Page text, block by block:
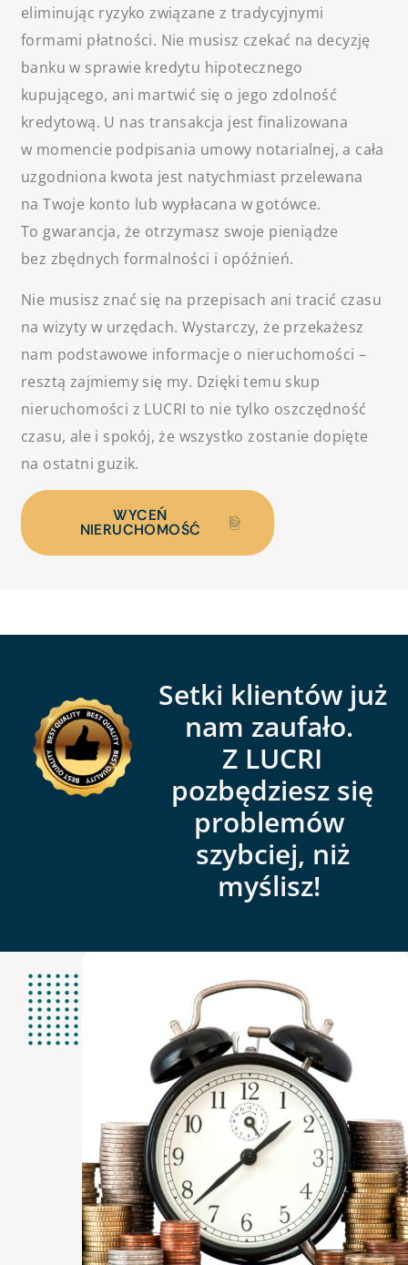
eliminując ryzyko związane z tradycyjnymi
formami płatności. Nie musisz czekać na decyzję
banku w sprawie kredytu hipotecznego
kupującego, ani martwić się o jego zdolność
kredytową. U nas transakcja jest finalizowana
w momencie podpisania umowy notarialnej, a cała
uzgodniona kwota jest natychmiast przelewana
na Twoje konto lub wypłacana w gotówce.
To gwarancja, że otrzymasz swoje pieniądze
bez zbędnych formalności i opóźnień.
Nie musisz znać się na przepisach ani tracić czasu
na wizyty w urzędach. Wystarczy, że przekażesz
nam podstawowe informacje o nieruchomości –
resztą zajmiemy się my. Dzięki temu skup
nieruchomości z LUCRI to nie tylko oszczędność
czasu, ale i spokój, że wszystko zostanie dopięte
na ostatni guzik.
WYCEŃ
NIERUCHOMOŚĆ
Setki klientów już
nam zaufało.
Z LUCRI
pozbędziesz się
problemów
szybciej, niż
myślisz!